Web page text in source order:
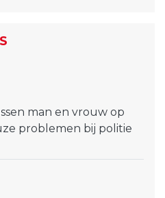
man en vrouw op
problemen bij politie